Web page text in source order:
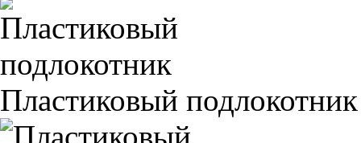
Пластиковый подлокотник